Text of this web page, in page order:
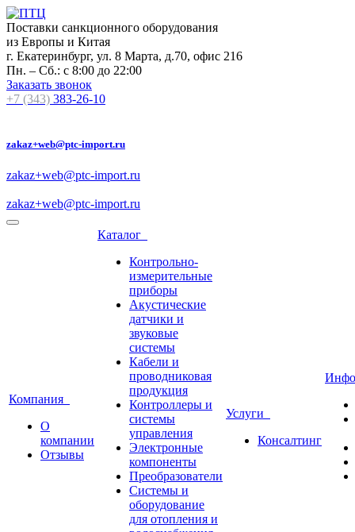
Поставки санкционного оборудования
из Европы и Китая
г. Екатеринбург, ул. 8 Марта, д.70, офис 216
Пн. – Сб.: с 8:00 до 22:00
Заказать звонок
+7 (343) 383-26-10
zakaz+web@ptc-import.ru
zakaz+web@ptc-import.ru
zakaz+web@ptc-import.ru
Компания
О
компании
Отзывы
Каталог
Контрольно-
измерительные
приборы
Акустические
датчики и
звуковые
системы
Кабели и
проводниковая
продукция
Контроллеры и
системы
управления
Электронные
компоненты
Преобразователи
Системы и
оборудование
для отопления и
Услуги
Консалтинг